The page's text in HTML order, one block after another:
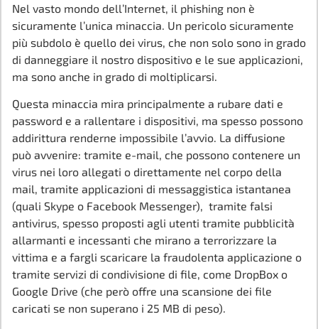
Nel vasto mondo dell’Internet, il phishing non è
sicuramente l’unica minaccia. Un pericolo sicuramente
più subdolo è quello dei virus, che non solo sono in grado
di danneggiare il nostro dispositivo e le sue applicazioni,
ma sono anche in grado di moltiplicarsi.
Questa minaccia mira principalmente a rubare dati e
password e a rallentare i dispositivi, ma spesso possono
addirittura renderne impossibile l’avvio. La diffusione
può avvenire: tramite e-mail, che possono contenere un
virus nei loro allegati o direttamente nel corpo della
mail, tramite applicazioni di messaggistica istantanea
(quali Skype o Facebook Messenger), tramite falsi
antivirus, spesso proposti agli utenti tramite pubblicità
allarmanti e incessanti che mirano a terrorizzare la
vittima e a fargli scaricare la fraudolenta applicazione o
tramite servizi di condivisione di file, come DropBox o
Google Drive (che però offre una scansione dei file
caricati se non superano i 25 MB di peso).